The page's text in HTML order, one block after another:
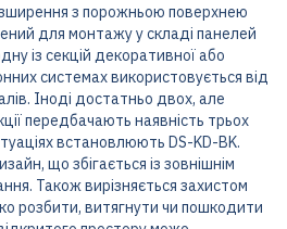
з порожньою поверхнею
для монтажу у складі панелей
із секцій декоративної або
системах використовується від
Іноді достатньо двох, але
передбачають наявність трьох
встановлюють DS-KD-BK.
що збігається із зовнішнім
Також вирізняється захистом
розбити, витягнути чи пошкодити